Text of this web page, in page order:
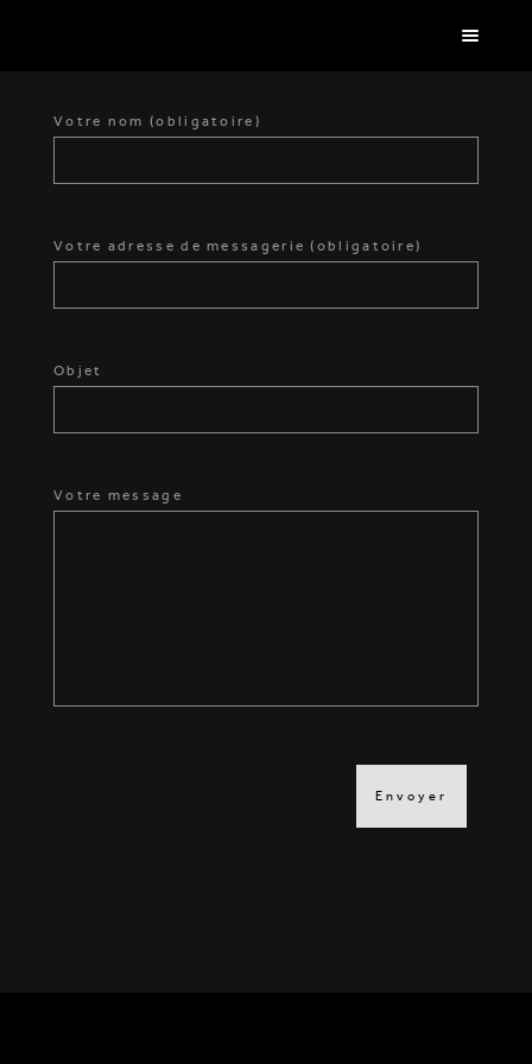
Votre nom (obligatoire)
Votre adresse de messagerie (obligatoire)
Objet
Votre message